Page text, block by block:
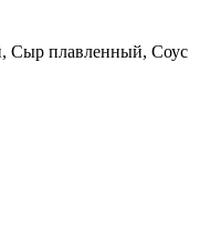
Сыр плавленный, Соус